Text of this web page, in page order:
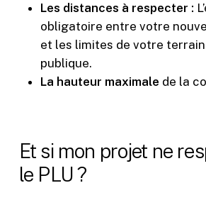
Les distances à respecter :
obligatoire entre votre
et les limites de votre terrain
publique.
La hauteur maximale de la
Et si mon projet ne
le PLU ?